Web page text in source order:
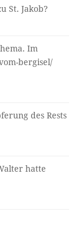
St. Jakob?
Im
bergisel/
des Rests
hatte